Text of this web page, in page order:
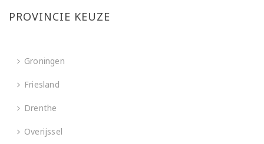
PROVINCIE KEUZE
Groningen
Friesland
Drenthe
Overijssel